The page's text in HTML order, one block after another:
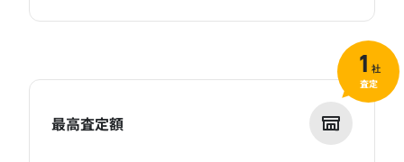
最高査定額
1 社
査定